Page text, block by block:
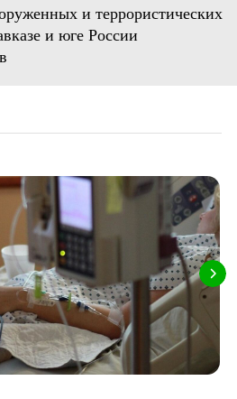
и террористических
и юге России